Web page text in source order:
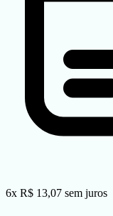
6x R$ 13,07 sem juros